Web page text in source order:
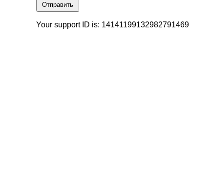
Отправить
Your support ID is: 14141199132982791469